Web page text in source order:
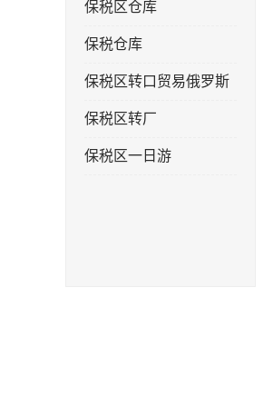
保税区仓库
保税仓库
保税区转口贸易俄罗斯
保税区转厂
保税区一日游